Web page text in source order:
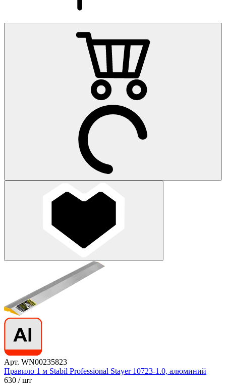
Арт. WN00235823
Правило 1 м Stabil Professional Stayer 10723-1.0, алюминий
630 / шт